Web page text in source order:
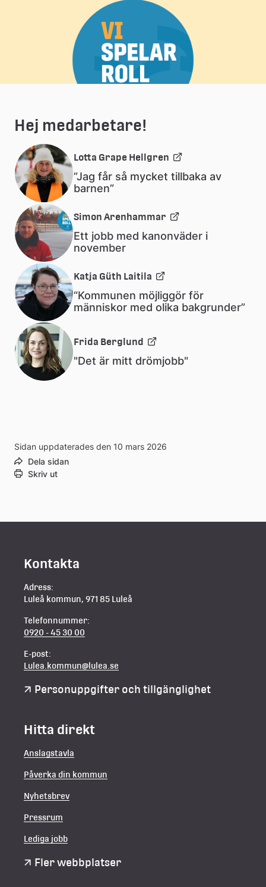
Hej medarbetare!
Lotta Grape Hellgren
”Jag får så mycket tillbaka av
barnen”
Simon Arenhammar
Ett jobb med kanonväder i
november
Katja Güth Laitila
“Kommunen möjliggör för
människor med olika bakgrunder”
Frida Berglund
"Det är mitt drömjobb"
Sidan uppdaterades den 10 mars 2026
Dela sidan
Skriv ut
Kontakta
Adress:
Luleå kommun, 971 85 Luleå
Telefonnummer:
0920 - 45 30 00
E-post:
Lulea.kommun@lulea.se
Personuppgifter och tillgänglighet
Hitta direkt
Anslagstavla
Påverka din kommun
Nyhetsbrev
Pressrum
Lediga jobb
Fler webbplatser